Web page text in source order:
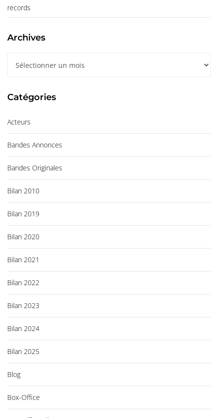
records
Archives
h
v
e
s
Catégories
Acteurs
Bandes Annonces
Bandes Originales
Bilan 2010
Bilan 2019
Bilan 2020
Bilan 2021
Bilan 2022
Bilan 2023
Bilan 2024
Bilan 2025
Blog
Box-Office